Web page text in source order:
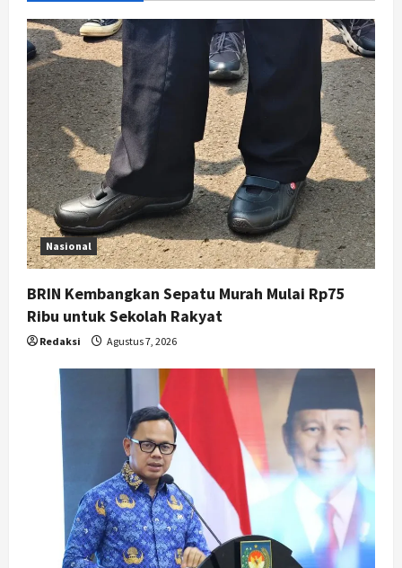
i
g
a
t
i
o
n Nasional
BRIN Kembangkan Sepatu Murah Mulai Rp75
Ribu untuk Sekolah Rakyat
Redaksi Agustus 7, 2026